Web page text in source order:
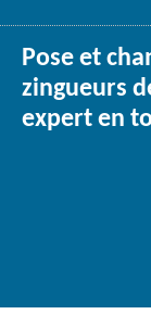
Pose et
zingueurs
expert en